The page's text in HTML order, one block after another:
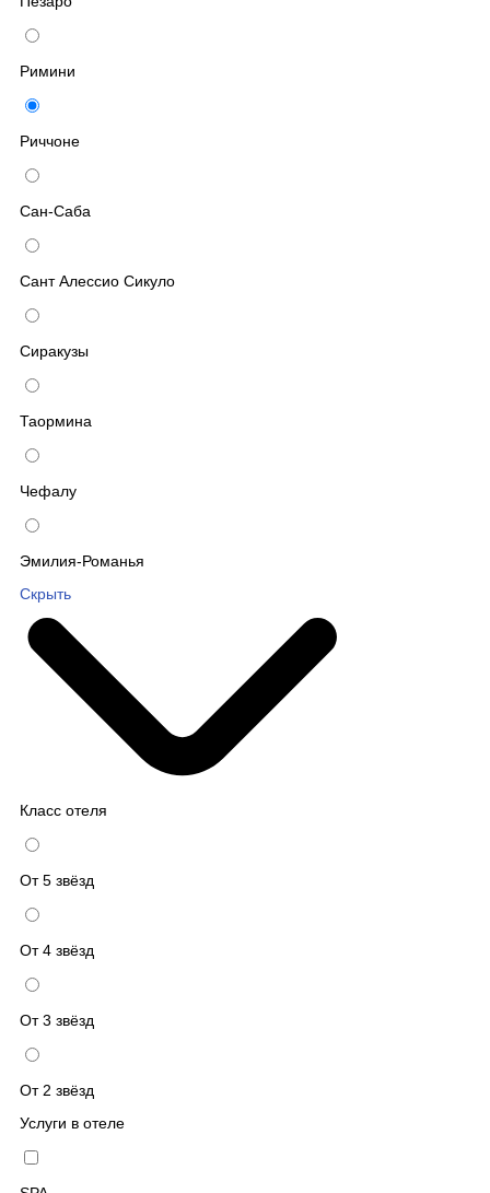
Римини
Риччоне
Сан-Саба
Сант Алессио Сикуло
Сиракузы
Таормина
Чефалу
Эмилия-Романья
Скрыть
Класс отеля
От 5 звёзд
От 4 звёзд
От 3 звёзд
От 2 звёзд
Услуги в отеле